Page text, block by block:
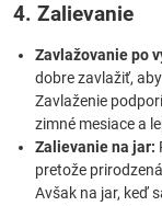
4. Zalievanie
Zavlažovanie po
dobre zavlažiť,
Zavlaženie
zimné mesiace a
Zalievanie na jar:
pretože
Avšak na jar, keď